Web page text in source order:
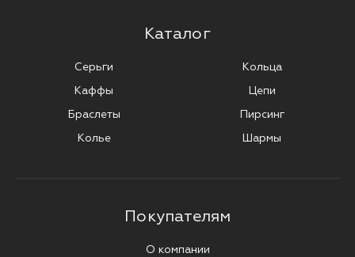
Каталог
Серьги
Каффы
Браслеты
Колье
Кольца
Цепи
Пирсинг
Шармы
Покупателям
О компании